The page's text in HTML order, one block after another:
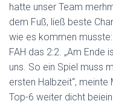
hatte unser Team
dem Fuß, ließ beste
wie es kommen
FAH das 2:2. „Am Ende
uns. So ein Spiel muss
ersten Halbzeit“,
Top-6 weiter dicht